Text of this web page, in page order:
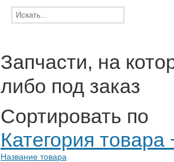
Запчасти, на
либо под заказ
Сортировать по
Категория товара
Название товара